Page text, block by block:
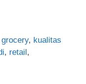
grocery, kualitas
, retail ,